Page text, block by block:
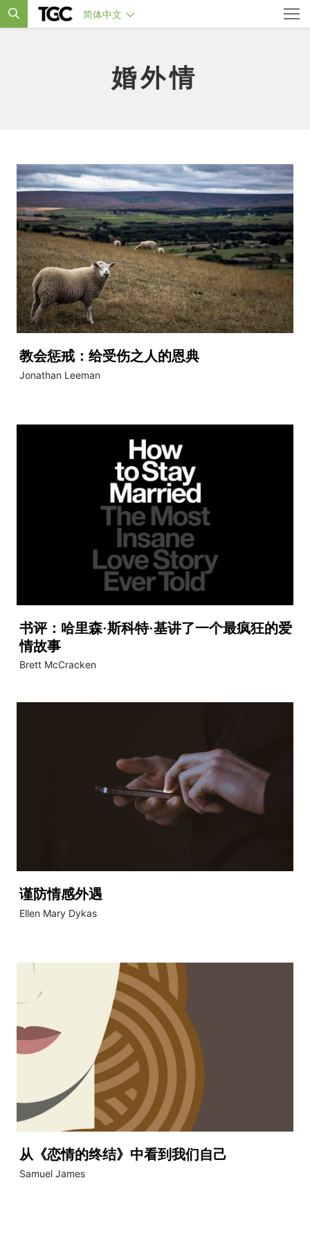
简体中文
婚外情
教会惩戒：给受伤之人的恩典
Jonathan Leeman
书评：哈里森·斯科特·基讲了一个最疯狂的爱
情故事
Brett McCracken
谨防情感外遇
Ellen Mary Dykas
从《恋情的终结》中看到我们自己
Samuel James